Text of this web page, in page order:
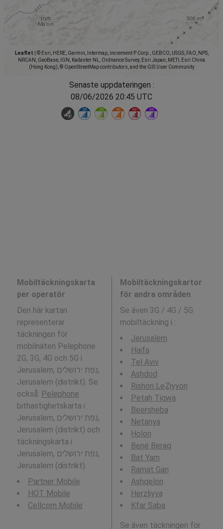
Leaflet
© Esri, HERE, Garmin, Intermap, increment P Corp., GEBCO, USGS, FAO, NPS,
NRCAN, GeoBase, IGN, Kadaster NL, Ordnance Survey, Esri Japan, METI, Esri China
(Hong Kong), © OpenStreetMap contributors, and the GIS User Community
Senaste uppdateringen :
08/06/2026 20:45 UTC
Mobiltäckningskarta
per operatör
Den här kartan
representerar
täckningen för
mobilnäten Pelephone
2G, 3G, 4G och 5G i
Jerusalem, נפת ירושלים,
Jerusalem (distrikt). Se
också: Pelephone
bithastighetskarta i
Jerusalem, נפת ירושלים,
Jerusalem (distrikt) och
täckningskarta i
Jerusalem, נפת ירושלים,
Jerusalem (distrikt).
Partner Mobile
HOT Mobile
Cellcom Mobile
Mobiltäckningskartor
för andra områden
Se även 3G / 4G / 5G
mobiltäckning i :
Jerusalem
Haifa
Tel Aviv
Ashdod
Rishon LeẔiyyon
Petaẖ Tiqwa
Beersheba
Netanya
H̱olon
Bené Beraq
Bat Yam
Ramat Gan
Ashqelon
Herzliyya
Kfar Saba
Se även täckningen för